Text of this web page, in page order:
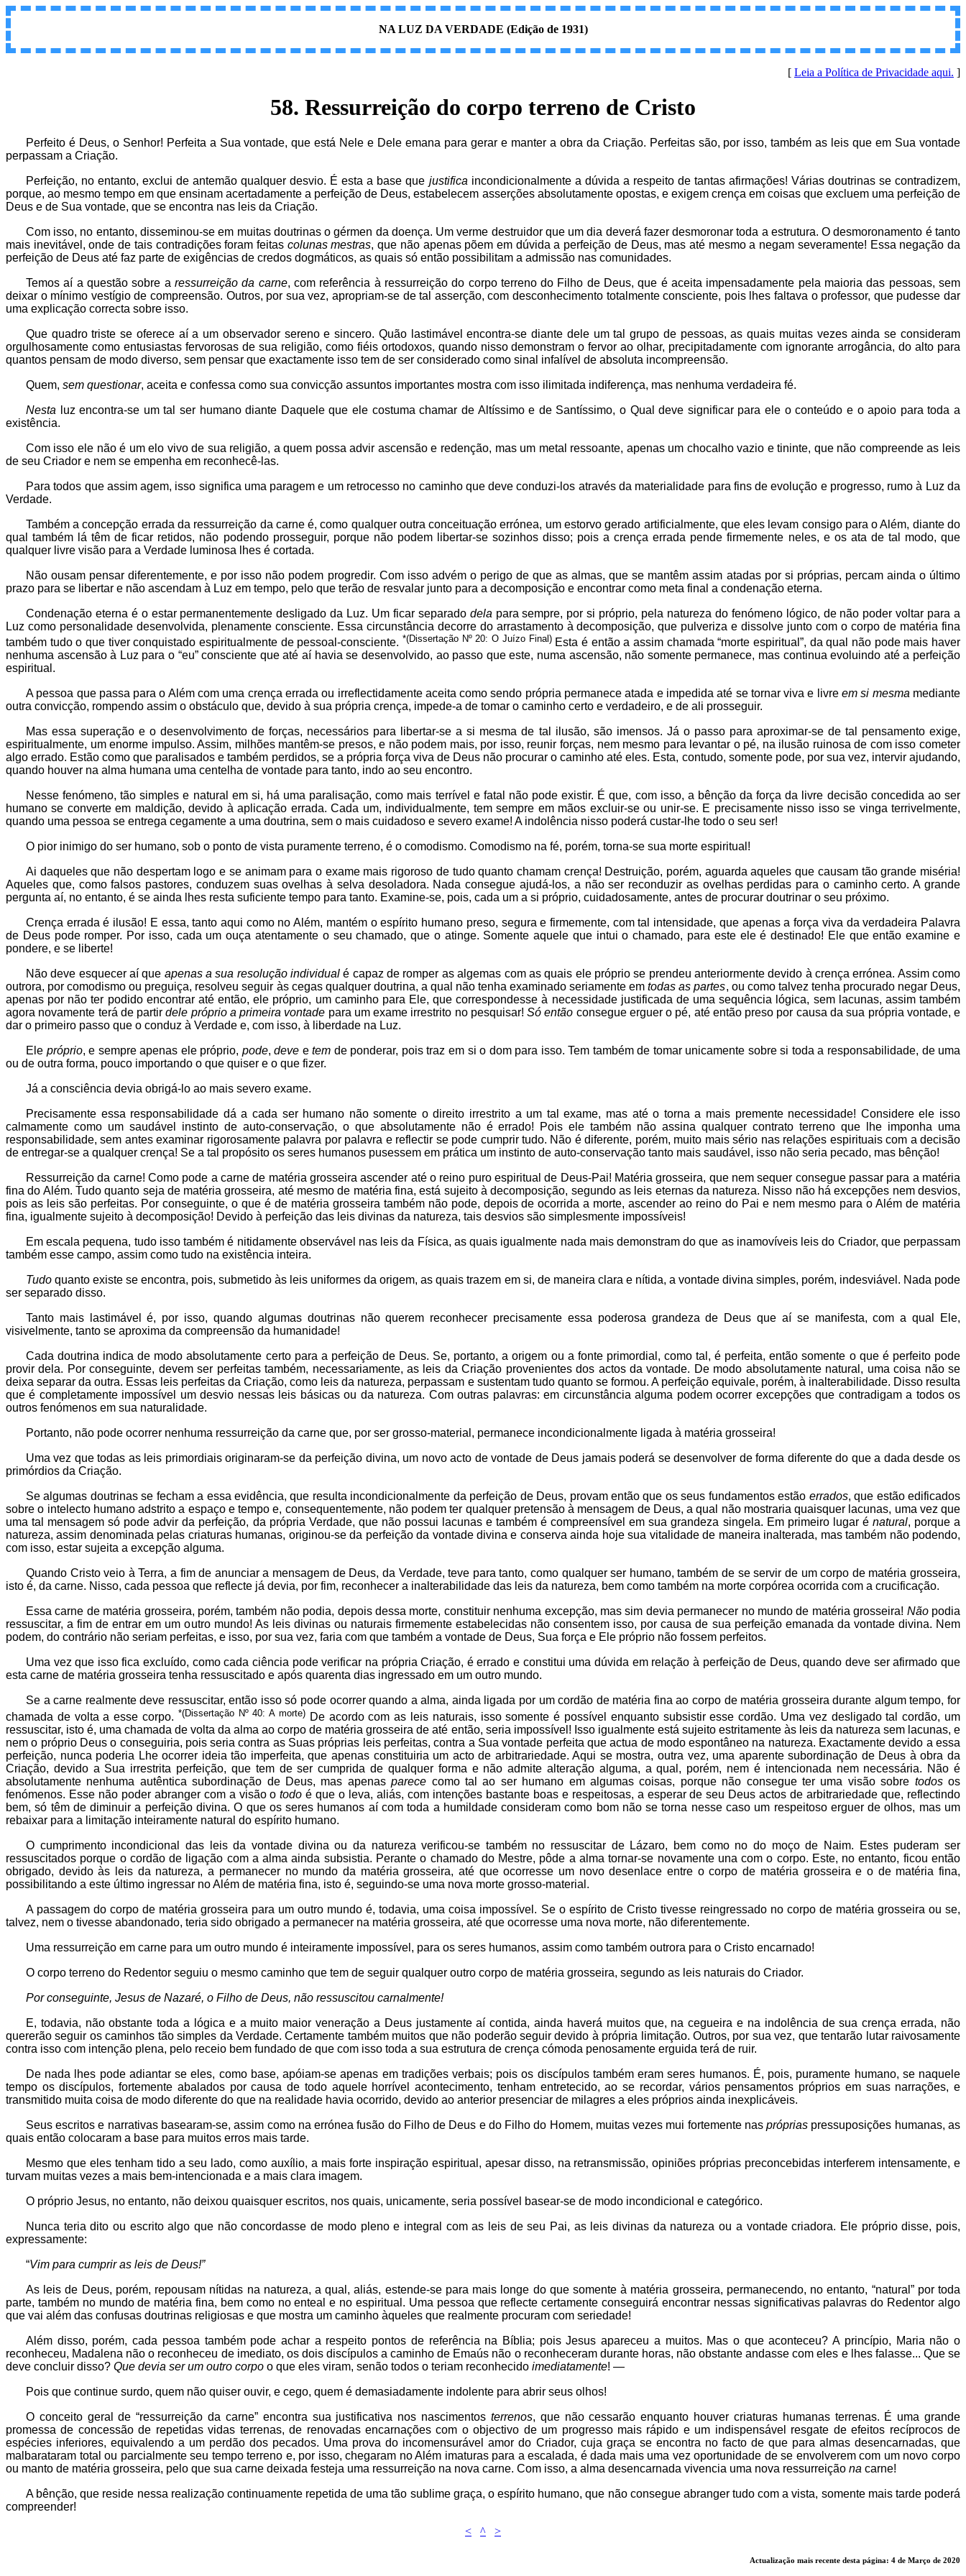
NA LUZ DA VERDADE (Edição de 1931)
[ Leia a Política de Privacidade aqui. ]
58. Ressurreição do corpo terreno de Cristo
Perfeito é Deus, o Senhor! Perfeita a Sua vontade, que está Nele e Dele emana para gerar e manter a obra da Criação. Perfeitas são, por isso, também as leis que em Sua vontade
perpassam a Criação.
Perfeição, no entanto, exclui de antemão qualquer desvio. É esta a base que justifica incondicionalmente a dúvida a respeito de tantas afirmações! Várias doutrinas se contradizem,
porque, ao mesmo tempo em que ensinam acertadamente a perfeição de Deus, estabelecem asserções absolutamente opostas, e exigem crença em coisas que excluem uma perfeição de
Deus e de Sua vontade, que se encontra nas leis da Criação.
Com isso, no entanto, disseminou-se em muitas doutrinas o gérmen da doença. Um verme destruidor que um dia deverá fazer desmoronar toda a estrutura. O desmoronamento é tanto
mais inevitável, onde de tais contradições foram feitas colunas mestras, que não apenas põem em dúvida a perfeição de Deus, mas até mesmo a negam severamente! Essa negação da
perfeição de Deus até faz parte de exigências de credos dogmáticos, as quais só então possibilitam a admissão nas comunidades.
Temos aí a questão sobre a ressurreição da carne, com referência à ressurreição do corpo terreno do Filho de Deus, que é aceita impensadamente pela maioria das pessoas, sem
deixar o mínimo vestígio de compreensão. Outros, por sua vez, apropriam-se de tal asserção, com desconhecimento totalmente consciente, pois lhes faltava o professor, que pudesse dar
uma explicação correcta sobre isso.
Que quadro triste se oferece aí a um observador sereno e sincero. Quão lastimável encontra-se diante dele um tal grupo de pessoas, as quais muitas vezes ainda se consideram
orgulhosamente como entusiastas fervorosas de sua religião, como fiéis ortodoxos, quando nisso demonstram o fervor ao olhar, precipitadamente com ignorante arrogância, do alto para
quantos pensam de modo diverso, sem pensar que exactamente isso tem de ser considerado como sinal infalível de absoluta incompreensão.
Quem, sem questionar, aceita e confessa como sua convicção assuntos importantes mostra com isso ilimitada indiferença, mas nenhuma verdadeira fé.
Nesta
luz encontra-se um tal ser humano diante Daquele que ele costuma chamar de Altíssimo e de Santíssimo, o Qual deve significar para ele o conteúdo e o apoio para toda a
existência.
Com isso ele não é um elo vivo de sua religião, a quem possa advir ascensão e redenção, mas um metal ressoante, apenas um chocalho vazio e tininte, que não compreende as leis
de seu Criador e nem se empenha em reconhecê-las.
Para todos que assim agem, isso significa uma paragem e um retrocesso no caminho que deve conduzi-los através da materialidade para fins de evolução e progresso, rumo à Luz da
Verdade.
Também a concepção errada da ressurreição da carne é, como qualquer outra conceituação errónea, um estorvo gerado artificialmente, que eles levam consigo para o Além, diante do
qual também lá têm de ficar retidos, não podendo prosseguir, porque não podem libertar-se sozinhos disso; pois a crença errada pende firmemente neles, e os ata de tal modo, que
qualquer livre visão para a Verdade luminosa lhes é cortada.
Não ousam pensar diferentemente, e por isso não podem progredir. Com isso advém o perigo de que as almas, que se mantêm assim atadas por si próprias, percam ainda o último
prazo para se libertar e não ascendam à Luz em tempo, pelo que terão de resvalar junto para a decomposição e encontrar como meta final a condenação eterna.
Condenação eterna é o estar permanentemente desligado da Luz. Um ficar separado dela para sempre, por si próprio, pela natureza do fenómeno lógico, de não poder voltar para a
Luz como personalidade desenvolvida, plenamente consciente. Essa circunstância decorre do arrastamento à decomposição, que pulveriza e dissolve junto com o corpo de matéria fina
também tudo o que tiver conquistado espiritualmente de pessoal-consciente. *(Dissertação Nº 20: O Juízo Final) Esta é então a assim chamada “morte espiritual”, da qual não pode mais haver
nenhuma ascensão à Luz para o “eu” consciente que até aí havia se desenvolvido, ao passo que este, numa ascensão, não somente permanece, mas continua evoluindo até a perfeição
espiritual.
A pessoa que passa para o Além com uma crença errada ou irreflectidamente aceita como sendo própria permanece atada e impedida até se tornar viva e livreem si mesma mediante
outra convicção, rompendo assim o obstáculo que, devido à sua própria crença, impede-a de tomar o caminho certo e verdadeiro, e de ali prosseguir.
Mas essa superação e o desenvolvimento de forças, necessários para libertar-se a si mesma de tal ilusão, são imensos. Já o passo para aproximar-se de tal pensamento exige,
espiritualmente, um enorme impulso. Assim, milhões mantêm-se presos, e não podem mais, por isso, reunir forças, nem mesmo para levantar o pé, na ilusão ruinosa de com isso cometer
algo errado. Estão como que paralisados e também perdidos, se a própria força viva de Deus não procurar o caminho até eles. Esta, contudo, somente pode, por sua vez, intervir ajudando,
quando houver na alma humana uma centelha de vontade para tanto, indo ao seu encontro.
Nesse fenómeno, tão simples e natural em si, há uma paralisação, como mais terrível e fatal não pode existir. É que, com isso, a bênção da força da livre decisão concedida ao ser
humano se converte em maldição, devido à aplicação errada. Cada um, individualmente, tem sempre em mãos excluir-se ou unir-se. E precisamente nisso isso se vinga terrivelmente,
quando uma pessoa se entrega cegamente a uma doutrina, sem o mais cuidadoso e severo exame! A indolência nisso poderá custar-lhe todo o seu ser!
O pior inimigo do ser humano, sob o ponto de vista puramente terreno, é o comodismo. Comodismo na fé, porém, torna-se sua morte espiritual!
Ai daqueles que não despertam logo e se animam para o exame mais rigoroso de tudo quanto chamam crença! Destruição, porém, aguarda aqueles que causam tão grande miséria!
Aqueles que, como falsos pastores, conduzem suas ovelhas à selva desoladora. Nada consegue ajudá-los, a não ser reconduzir as ovelhas perdidas para o caminho certo. A grande
pergunta aí, no entanto, é se ainda lhes resta suficiente tempo para tanto. Examine-se, pois, cada um a si próprio, cuidadosamente, antes de procurar doutrinar o seu próximo.
Crença errada é ilusão! E essa, tanto aqui como no Além, mantém o espírito humano preso, segura e firmemente, com tal intensidade, que apenas a força viva da verdadeira Palavra
de Deus pode romper. Por isso, cada um ouça atentamente o seu chamado, que o atinge. Somente aquele que intui o chamado, para este ele é destinado! Ele que então examine e
pondere, e se liberte!
Não deve esquecer aí que apenas a sua resolução individualé capaz de romper as algemas com as quais ele próprio se prendeu anteriormente devido à crença errónea. Assim como
outrora, por comodismo ou preguiça, resolveu seguir às cegas qualquer doutrina, a qual não tenha examinado seriamente emtodas as partes, ou como talvez tenha procurado negar Deus,
apenas por não ter podido encontrar até então, ele próprio, um caminho para Ele, que correspondesse à necessidade justificada de uma sequência lógica, sem lacunas, assim também
agora novamente terá de partirdele próprio a primeira vontade para um exame irrestrito no pesquisar!Só então consegue erguer o pé, até então preso por causa da sua própria vontade, e
dar o primeiro passo que o conduz à Verdade e, com isso, à liberdade na Luz.
Ele próprio, e sempre apenas ele próprio, pode,deve etem de ponderar, pois traz em si o dom para isso. Tem também de tomar unicamente sobre si toda a responsabilidade, de uma
ou de outra forma, pouco importando o que quiser e o que fizer.
Já a consciência devia obrigá-lo ao mais severo exame.
Precisamente essa responsabilidade dá a cada ser humano não somente o direito irrestrito a um tal exame, mas até o torna a mais premente necessidade! Considere ele isso
calmamente como um saudável instinto de auto-conservação, o que absolutamente não é errado! Pois ele também não assina qualquer contrato terreno que lhe imponha uma
responsabilidade, sem antes examinar rigorosamente palavra por palavra e reflectir se pode cumprir tudo. Não é diferente, porém, muito mais sério nas relações espirituais com a decisão
de entregar-se a qualquer crença! Se a tal propósito os seres humanos pusessem em prática um instinto de auto-conservação tanto mais saudável, isso não seria pecado, mas bênção!
Ressurreição da carne! Como pode a carne de matéria grosseira ascender até o reino puro espiritual de Deus-Pai! Matéria grosseira, que nem sequer consegue passar para a matéria
fina do Além. Tudo quanto seja de matéria grosseira, até mesmo de matéria fina, está sujeito à decomposição, segundo as leis eternas da natureza. Nisso não há excepções nem desvios,
pois as leis são perfeitas. Por conseguinte, o que é de matéria grosseira também não pode, depois de ocorrida a morte, ascender ao reino do Pai e nem mesmo para o Além de matéria
fina, igualmente sujeito à decomposição! Devido à perfeição das leis divinas da natureza, tais desvios são simplesmente impossíveis!
Em escala pequena, tudo isso também é nitidamente observável nas leis da Física, as quais igualmente nada mais demonstram do que as inamovíveis leis do Criador, que perpassam
também esse campo, assim como tudo na existência inteira.
Tudo quanto existe se encontra, pois, submetido às leis uniformes da origem, as quais trazem em si, de maneira clara e nítida, a vontade divina simples, porém, indesviável. Nada pode
ser separado disso.
Tanto mais lastimável é, por isso, quando algumas doutrinas não querem reconhecer precisamente essa poderosa grandeza de Deus que aí se manifesta, com a qual Ele,
visivelmente, tanto se aproxima da compreensão da humanidade!
Cada doutrina indica de modo absolutamente certo para a perfeição de Deus. Se, portanto, a origem ou a fonte primordial, como tal, é perfeita, então somente o que é perfeito pode
provir dela. Por conseguinte, devem ser perfeitas também, necessariamente, as leis da Criação provenientes dos actos da vontade. De modo absolutamente natural, uma coisa não se
deixa separar da outra. Essas leis perfeitas da Criação, como leis da natureza, perpassam e sustentam tudo quanto se formou. A perfeição equivale, porém, à inalterabilidade. Disso resulta
que é completamente impossível um desvio nessas leis básicas ou da natureza. Com outras palavras: em circunstância alguma podem ocorrer excepções que contradigam a todos os
outros fenómenos em sua naturalidade.
Portanto, não pode ocorrer nenhuma ressurreição da carne que, por ser grosso-material, permanece incondicionalmente ligada à matéria grosseira!
Uma vez que todas as leis primordiais originaram-se da perfeição divina, um novo acto de vontade de Deus jamais poderá se desenvolver de forma diferente do que a dada desde os
primórdios da Criação.
Se algumas doutrinas se fecham a essa evidência, que resulta incondicionalmente da perfeição de Deus, provam então que os seus fundamentos estão errados, que estão edificados
sobre o intelecto humano adstrito a espaço e tempo e, consequentemente, não podem ter qualquer pretensão à mensagem de Deus, a qual não mostraria quaisquer lacunas, uma vez que
uma tal mensagem só pode advir da perfeição, da própria Verdade, que não possui lacunas e também é compreensível em sua grandeza singela. Em primeiro lugar é natural, porque a
natureza, assim denominada pelas criaturas humanas, originou-se da perfeição da vontade divina e conserva ainda hoje sua vitalidade de maneira inalterada, mas também não podendo,
com isso, estar sujeita a excepção alguma.
Quando Cristo veio à Terra, a fim de anunciar a mensagem de Deus, da Verdade, teve para tanto, como qualquer ser humano, também de se servir de um corpo de matéria grosseira,
isto é, da carne. Nisso, cada pessoa que reflecte já devia, por fim, reconhecer a inalterabilidade das leis da natureza, bem como também na morte corpórea ocorrida com a crucificação.
Essa carne de matéria grosseira, porém, também não podia, depois dessa morte, constituir nenhuma excepção, mas sim devia permanecer no mundo de matéria grosseira! Não podia
ressuscitar, a fim de entrar em um outro mundo! As leis divinas ou naturais firmemente estabelecidas não consentem isso, por causa de sua perfeição emanada da vontade divina. Nem
podem, do contrário não seriam perfeitas, e isso, por sua vez, faria com que também a vontade de Deus, Sua força e Ele próprio não fossem perfeitos.
Uma vez que isso fica excluído, como cada ciência pode verificar na própria Criação, é errado e constitui uma dúvida em relação à perfeição de Deus, quando deve ser afirmado que
esta carne de matéria grosseira tenha ressuscitado e após quarenta dias ingressado em um outro mundo.
Se a carne realmente deve ressuscitar, então isso só pode ocorrer quando a alma, ainda ligada por um cordão de matéria fina ao corpo de matéria grosseira durante algum tempo, for
chamada de volta a esse corpo. *(Dissertação Nº 40: A morte) De acordo com as leis naturais, isso somente é possível enquanto subsistir esse cordão. Uma vez desligado tal cordão, um
ressuscitar, isto é, uma chamada de volta da alma ao corpo de matéria grosseira de até então, seria impossível! Isso igualmente está sujeito estritamente às leis da natureza sem lacunas, e
nem o próprio Deus o conseguiria, pois seria contra as Suas próprias leis perfeitas, contra a Sua vontade perfeita que actua de modo espontâneo na natureza. Exactamente devido a essa
perfeição, nunca poderia Lhe ocorrer ideia tão imperfeita, que apenas constituiria um acto de arbitrariedade. Aqui se mostra, outra vez, uma aparente subordinação de Deus à obra da
Criação, devido a Sua irrestrita perfeição, que tem de ser cumprida de qualquer forma e não admite alteração alguma, a qual, porém, nem é intencionada nem necessária. Não é
absolutamente nenhuma autêntica subordinação de Deus, mas apenasparece como tal ao ser humano em algumas coisas, porque não consegue ter uma visão sobre todosos
fenómenos. Esse não poder abranger com a visão otodoé que o leva, aliás, com intenções bastante boas e respeitosas, a esperar de seu Deus actos de arbitrariedade que, reflectindo
bem, só têm de diminuir a perfeição divina. O que os seres humanos aí com toda a humildade consideram como bom não se torna nesse caso um respeitoso erguer de olhos, mas um
rebaixar para a limitação inteiramente natural do espírito humano.
O cumprimento incondicional das leis da vontade divina ou da natureza verificou-se também no ressuscitar de Lázaro, bem como no do moço de Naim. Estes puderam ser
ressuscitados porque o cordão de ligação com a alma ainda subsistia. Perante o chamado do Mestre, pôde a alma tornar-se novamente una com o corpo. Este, no entanto, ficou então
obrigado, devido às leis da natureza, a permanecer no mundo da matéria grosseira, até que ocorresse um novo desenlace entre o corpo de matéria grosseira e o de matéria fina,
possibilitando a este último ingressar no Além de matéria fina, isto é, seguindo-se uma nova morte grosso-material.
A passagem do corpo de matéria grosseira para um outro mundo é, todavia, uma coisa impossível. Se o espírito de Cristo tivesse reingressado no corpo de matéria grosseira ou se,
talvez, nem o tivesse abandonado, teria sido obrigado a permanecer na matéria grosseira, até que ocorresse uma nova morte, não diferentemente.
Uma ressurreição em carne para um outro mundo é inteiramente impossível, para os seres humanos, assim como também outrora para o Cristo encarnado!
O corpo terreno do Redentor seguiu o mesmo caminho que tem de seguir qualquer outro corpo de matéria grosseira, segundo as leis naturais do Criador.
Por conseguinte, Jesus de Nazaré, o Filho de Deus, não ressuscitou carnalmente!
E, todavia, não obstante toda a lógica e a muito maior veneração a Deus justamente aí contida, ainda haverá muitos que, na cegueira e na indolência de sua crença errada, não
quererão seguir os caminhos tão simples da Verdade. Certamente também muitos que não poderão seguir devido à própria limitação. Outros, por sua vez, que tentarão lutar raivosamente
contra isso com intenção plena, pelo receio bem fundado de que com isso toda a sua estrutura de crença cómoda penosamente erguida terá de ruir.
De nada lhes pode adiantar se eles, como base, apóiam-se apenas em tradições verbais; pois os discípulos também eram seres humanos. É, pois, puramente humano, se naquele
tempo os discípulos, fortemente abalados por causa de todo aquele horrível acontecimento, tenham entretecido, ao se recordar, vários pensamentos próprios em suas narrações, e
transmitido muita coisa de modo diferente do que na realidade havia ocorrido, devido ao anterior presenciar de milagres a eles próprios ainda inexplicáveis.
Seus escritos e narrativas basearam-se, assim como na errónea fusão do Filho de Deus e do Filho do Homem, muitas vezes mui fortemente naspróprias pressuposições humanas, as
quais então colocaram a base para muitos erros mais tarde.
Mesmo que eles tenham tido a seu lado, como auxílio, a mais forte inspiração espiritual, apesar disso, na retransmissão, opiniões próprias preconcebidas interferem intensamente, e
turvam muitas vezes a mais bem-intencionada e a mais clara imagem.
O próprio Jesus, no entanto, não deixou quaisquer escritos, nos quais, unicamente, seria possível basear-se de modo incondicional e categórico.
Nunca teria dito ou escrito algo que não concordasse de modo pleno e integral com as leis de seu Pai, as leis divinas da natureza ou a vontade criadora. Ele próprio disse, pois,
expressamente:
“Vim para cumprir as leis de Deus!”
As leis de Deus, porém, repousam nítidas na natureza, a qual, aliás, estende-se para mais longe do que somente à matéria grosseira, permanecendo, no entanto, “natural” por toda
parte, também no mundo de matéria fina, bem como no enteal e no espiritual. Uma pessoa que reflecte certamente conseguirá encontrar nessas significativas palavras do Redentor algo
que vai além das confusas doutrinas religiosas e que mostra um caminho àqueles que realmente procuram com seriedade!
Além disso, porém, cada pessoa também pode achar a respeito pontos de referência na Bíblia; pois Jesus apareceu a muitos. Mas o que aconteceu? A princípio, Maria não o
reconheceu, Madalena não o reconheceu de imediato, os dois discípulos a caminho de Emaús não o reconheceram durante horas, não obstante andasse com eles e lhes falasse... Que se
deve concluir disso? Que devia ser um outro corpo o que eles viram, senão todos o teriam reconhecido imediatamente! —
Pois que continue surdo, quem não quiser ouvir, e cego, quem é demasiadamente indolente para abrir seus olhos!
O conceito geral de “ressurreição da carne” encontra sua justificativa nos nascimentos terrenos, que não cessarão enquanto houver criaturas humanas terrenas. É uma grande
promessa de concessão de repetidas vidas terrenas, de renovadas encarnações com o objectivo de um progresso mais rápido e um indispensável resgate de efeitos recíprocos de
espécies inferiores, equivalendo a um perdão dos pecados. Uma prova do incomensurável amor do Criador, cuja graça se encontra no facto de que para almas desencarnadas, que
malbarataram total ou parcialmente seu tempo terreno e, por isso, chegaram no Além imaturas para a escalada, é dada mais uma vez oportunidade de se envolverem com um novo corpo
ou manto de matéria grosseira, pelo que sua carne deixada festeja uma ressurreição na nova carne. Com isso, a alma desencarnada vivencia uma nova ressurreição na carne!
A bênção, que reside nessa realização continuamente repetida de uma tão sublime graça, o espírito humano, que não consegue abranger tudo com a vista, somente mais tarde poderá
compreender!
<
^ >
Actualização mais recente desta página: 4 de Março de 2020